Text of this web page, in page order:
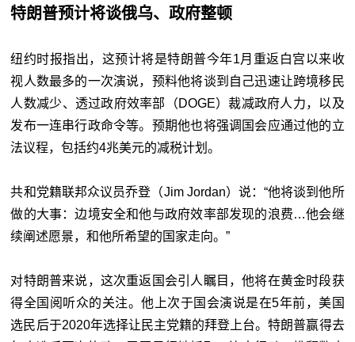
特朗普预计将谈俄乌、政府整顿
纽约时报指出，这预计将是特朗普今年1月重返白宫以来收
视人数最多的一次演说，预料他将谈到自己迅速让跨境移民
人数减少、透过政府效率部（DOGE）裁减政府人力，以及
发布一连串行政命令等。预期他也将强调国会应通过他的立
法议程，包括约4兆美元的减税计划。
共和党籍联邦众议员乔登（Jim Jordan）说：“他将谈到他所
做的大事：边境安全和他与政府效率部发现的浪费…他会继
续阐述愿景，和他所希望的国家走向。”
对特朗普来说，这次重返国会引人瞩目，他将在黄金时段获
得全国阅听众的关注。他上次于国会演说是在5年前，美国
选民后于2020年选择让民主党籍的拜登上台。特朗普赢得去